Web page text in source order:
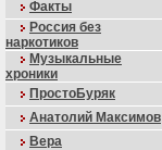
Факты
Россия без
наркотиков
Музыкальные
хроники
ПростоБуряк
Анатолий Максимов
Вера